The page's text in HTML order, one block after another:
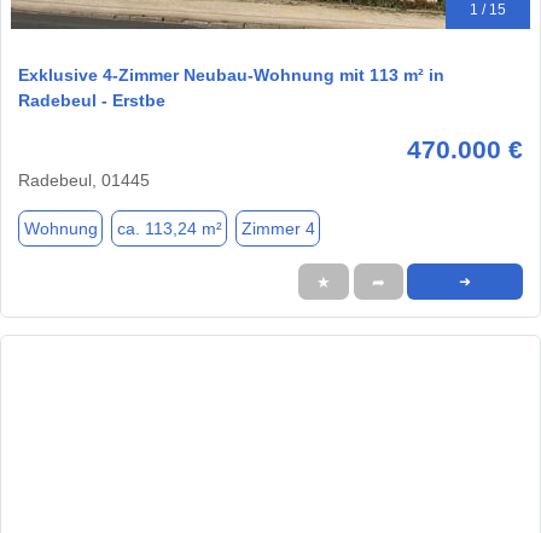
1 / 15
Exklusive 4-Zimmer Neubau-Wohnung mit 113 m² in
Radebeul - Erstbe
470.000 €
Radebeul, 01445
Wohnung ca. 113,24 m² Zimmer 4
★ ➦ ➜